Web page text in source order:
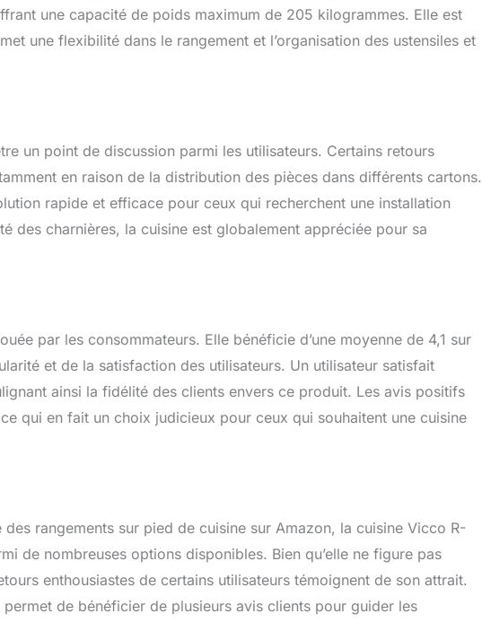
une capacité de poids maximum de 205 kilogrammes. Elle est
une flexibilité dans le rangement et l’organisation des ustensiles et
un point de discussion parmi les utilisateurs. Certains retours
en raison de la distribution des pièces dans différents cartons.
rapide et efficace pour ceux qui recherchent une installation
des charnières, la cuisine est globalement appréciée pour sa
par les consommateurs. Elle bénéficie d’une moyenne de 4,1 sur
et de la satisfaction des utilisateurs. Un utilisateur satisfait
ainsi la fidélité des clients envers ce produit. Les avis positifs
qui en fait un choix judicieux pour ceux qui souhaitent une cuisine
rangements sur pied de cuisine sur Amazon, la cuisine Vicco R-
de nombreuses options disponibles. Bien qu’elle ne figure pas
enthousiastes de certains utilisateurs témoignent de son attrait.
de bénéficier de plusieurs avis clients pour guider les